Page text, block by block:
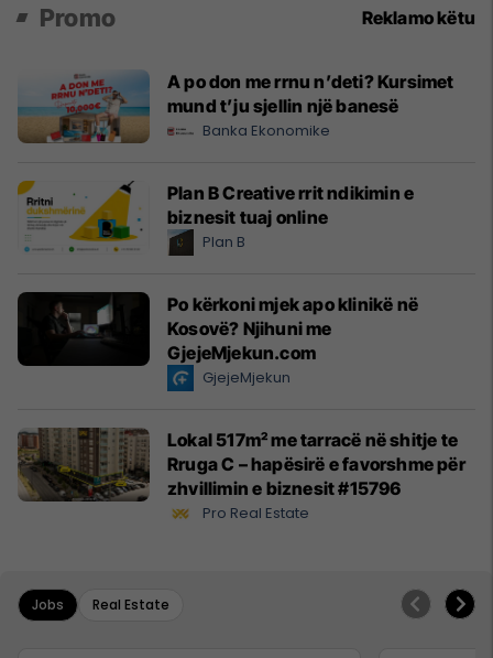
Promo Reklamo këtu
A po don me rrnu n’deti? Kursimet
mund t’ju sjellin një banesë
Banka Ekonomike
Plan B Creative rrit ndikimin e
biznesit tuaj online
Plan B
Po kërkoni mjek apo klinikë në
Kosovë? Njihuni me
GjejeMjekun.com
GjejeMjekun
Lokal 517m² me tarracë në shitje te
Rruga C – hapësirë e favorshme për
zhvillimin e biznesit #15796
Pro Real Estate
Jobs Real Estate